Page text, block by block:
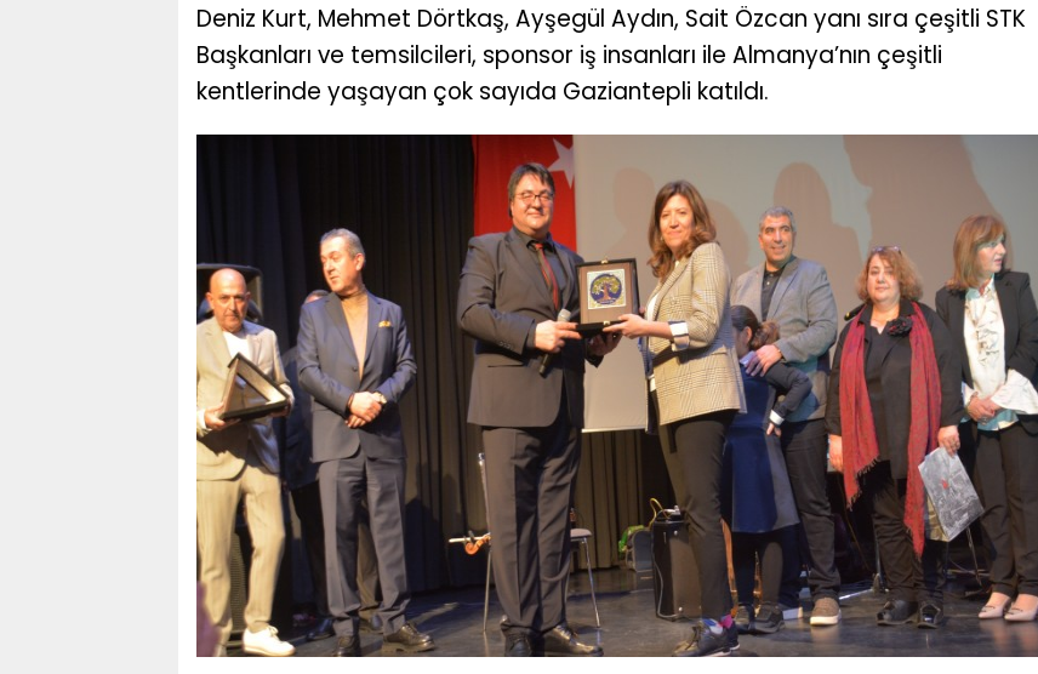
Deniz Kurt, Mehmet Dörtkaş, Ayşegül Aydın, Sait Özcan yanı sıra çeşitli STK
Başkanları ve temsilcileri, sponsor iş insanları ile Almanya’nın çeşitli
kentlerinde yaşayan çok sayıda Gaziantepli katıldı.